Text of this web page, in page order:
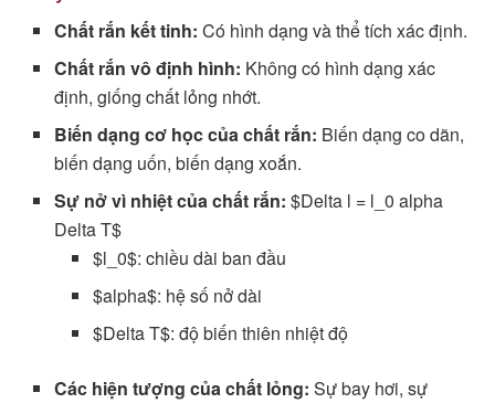
Chất rắn kết tinh: Có hình dạng và thể tích xác định.
Chất rắn vô định hình: Không có hình dạng xác
định, giống chất lỏng nhớt.
Biến dạng cơ học của chất rắn: Biến dạng co dãn,
biến dạng uốn, biến dạng xoắn.
Sự nở vì nhiệt của chất rắn: $Delta l = l_0 alpha
Delta T$
$l_0$: chiều dài ban đầu
$alpha$: hệ số nở dài
$Delta T$: độ biến thiên nhiệt độ
Các hiện tượng của chất lỏng: Sự bay hơi, sự